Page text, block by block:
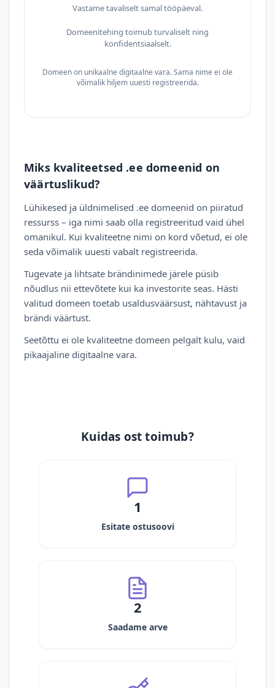
Vastame tavaliselt samal tööpäeval.
Domeenitehing toimub turvaliselt ning
konfidentsiaalselt.
Domeen on unikaalne digitaalne vara. Sama nime ei ole
võimalik hiljem uuesti registreerida.
Miks kvaliteetsed .ee domeenid on
väärtuslikud?
Lühikesed ja üldnimelised .ee domeenid on piiratud
ressurss – iga nimi saab olla registreeritud vaid ühel
omanikul. Kui kvaliteetne nimi on kord võetud, ei ole
seda võimalik uuesti vabalt registreerida.
Tugevate ja lihtsate brändinimede järele püsib
nõudlus nii ettevõtete kui ka investorite seas. Hästi
valitud domeen toetab usaldusväärsust, nähtavust ja
brändi väärtust.
Seetõttu ei ole kvaliteetne domeen pelgalt kulu, vaid
pikaajaline digitaalne vara.
Kuidas ost toimub?
1
Esitate ostusoovi
2
Saadame arve